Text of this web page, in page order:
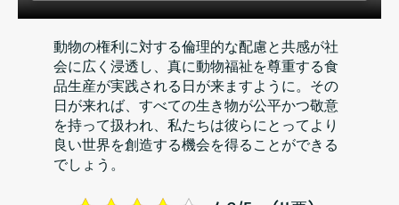
動物の権利に対する倫理的な配慮と共感が社
会に広く浸透し、真に動物福祉を尊重する食
品生産が実践される日が来ますように。その
日が来れば、すべての生き物が公平かつ敬意
を持って扱われ、私たちは彼らにとってより
良い世界を創造する機会を得ることができる
でしょう。